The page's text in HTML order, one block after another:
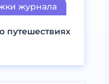
путешествиях